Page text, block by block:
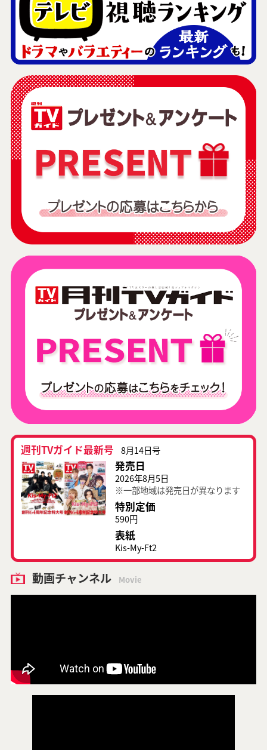
週刊TVガイド最新号 8月14日号
発売日
2026年8月5日
※一部地域は発売日が異なります
特別定価
590円
表紙
Kis-My-Ft2
動画チャンネル Movie